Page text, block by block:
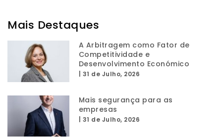
Mais Destaques
A Arbitragem como Fator de
Competitividade e
Desenvolvimento Económico
31 de Julho, 2026
Mais segurança para as
empresas
31 de Julho, 2026